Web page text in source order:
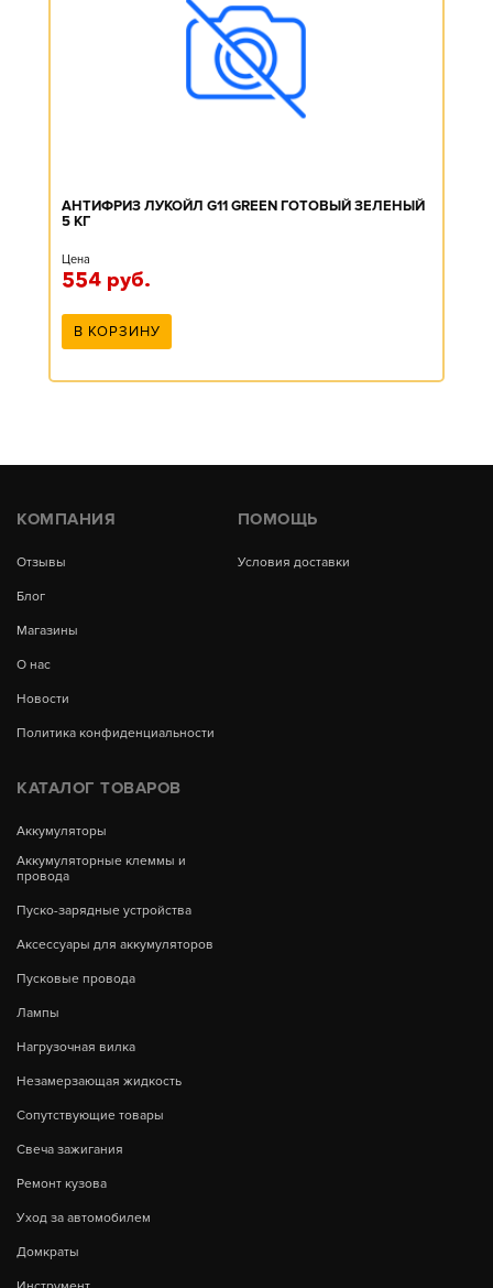
АНТИФРИЗ ЛУКОЙЛ G11 GREEN ГОТОВЫЙ ЗЕЛЕНЫЙ
5 КГ
Цена
554 руб.
В КОРЗИНУ
КОМПАНИЯ
Отзывы
Блог
Магазины
О нас
Новости
Политика конфиденциальности
ПОМОЩЬ
Условия доставки
КАТАЛОГ ТОВАРОВ
Аккумуляторы
Аккумуляторные клеммы и
провода
Пуско-зарядные устройства
Аксессуары для аккумуляторов
Пусковые провода
Лампы
Нагрузочная вилка
Незамерзающая жидкость
Сопутствующие товары
Свеча зажигания
Ремонт кузова
Уход за автомобилем
Домкраты